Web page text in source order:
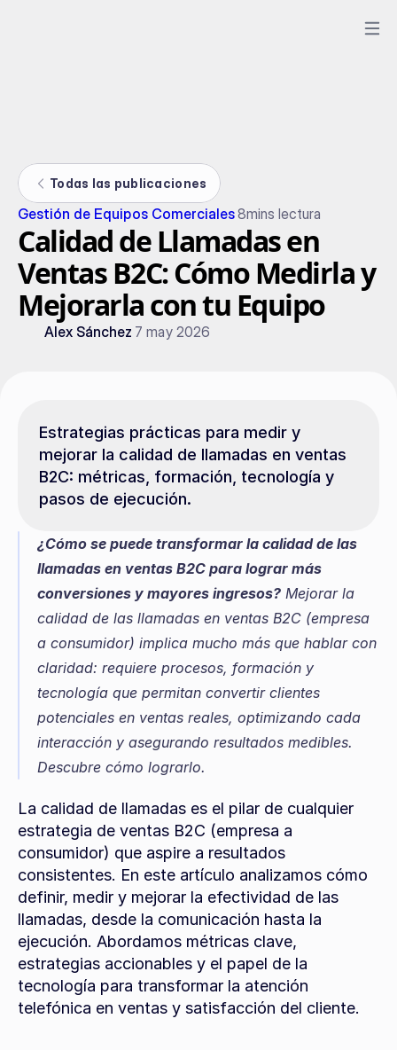
Todas las publicaciones
Gestión de Equipos Comerciales8mins lectura
Calidad de Llamadas en
Ventas B2C: Cómo Medirla y
Mejorarla con tu Equipo
Alex Sánchez 7 may 2026
Estrategias prácticas para medir y
mejorar la calidad de llamadas en ventas
B2C: métricas, formación, tecnología y
pasos de ejecución.
¿Cómo se puede transformar la calidad de las
llamadas en ventas B2C para lograr más
conversiones y mayores ingresos? Mejorar la
calidad de las llamadas en ventas B2C (empresa
a consumidor) implica mucho más que hablar con
claridad: requiere procesos, formación y
tecnología que permitan convertir clientes
potenciales en ventas reales, optimizando cada
interacción y asegurando resultados medibles.
Descubre cómo lograrlo.
La calidad de llamadas es el pilar de cualquier
estrategia de ventas B2C (empresa a
consumidor) que aspire a resultados
consistentes. En este artículo analizamos cómo
definir, medir y mejorar la efectividad de las
llamadas, desde la comunicación hasta la
ejecución. Abordamos métricas clave,
estrategias accionables y el papel de la
tecnología para transformar la atención
telefónica en ventas y satisfacción del cliente.